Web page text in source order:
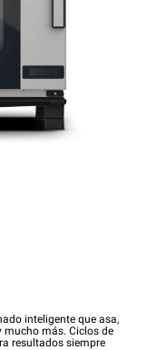
inteligente que asa,
mucho más. Ciclos de
resultados siempre